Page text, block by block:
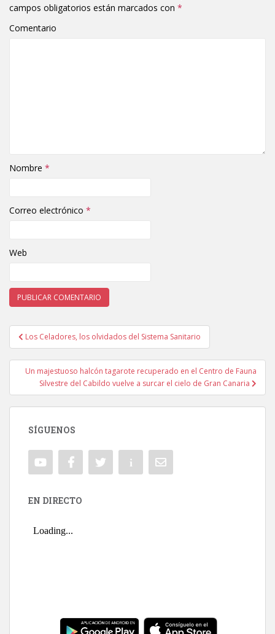
campos obligatorios están marcados con *
Comentario
Nombre *
Correo electrónico *
Web
Navegación de entradas
Los Celadores, los olvidados del Sistema Sanitario
Un majestuoso halcón tagarote recuperado en el Centro de Fauna
Silvestre del Cabildo vuelve a surcar el cielo de Gran Canaria
SÍGUENOS
EN DIRECTO